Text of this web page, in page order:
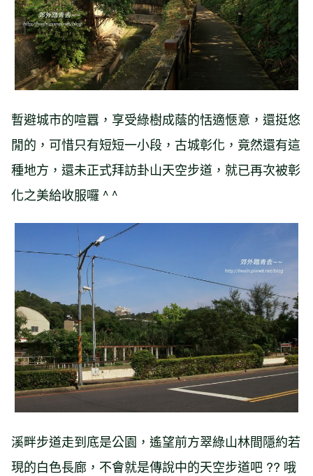
暫避城市的喧囂，享受綠樹成蔭的恬適愜意，還挺悠
閒的，可惜只有短短一小段，古城彰化，竟然還有這
種地方，還未正式拜訪卦山天空步道，就已再次被彰
化之美給收服囉 ^ ^
溪畔步道走到底是公園，遙望前方翠綠山林間隱約若
現的白色長廊，不會就是傳說中的天空步道吧 ?? 哦